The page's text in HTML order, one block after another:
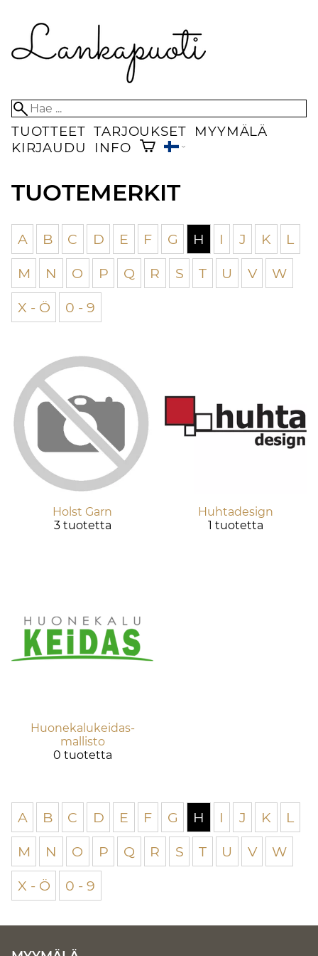
TUOTTEET TARJOUKSET
MYYMÄLÄ
KIRJAUDU
INFO
TUOTEMERKIT
A B C D E F G H I J K
L
M
N O P Q R S T U V
W
X - Ö
0 - 9
Holst Garn
3 tuotetta
Huhtadesign
1 tuotetta
Huonekalukeidas-
mallisto
0 tuotetta
A B C D E F G H I J K
L
M
N O P Q R S T U V
W
X - Ö
0 - 9